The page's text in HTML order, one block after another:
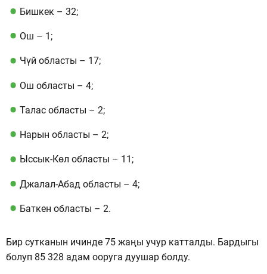
Бишкек – 32;
Ош – 1;
Чүй областы – 17;
Ош областы – 4;
Талас областы – 2;
Нарын областы – 2;
Ыссык-Көл областы – 11;
Джалал-Абад областы – 4;
Баткен областы – 2.
Бир сутканын ичинде 75 жаңы учур катталды. Бардыгы
болуп 85 328 адам ооруга дуушар болду.